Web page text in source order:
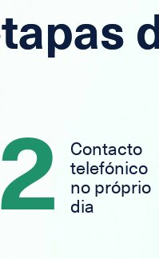
Contacto
telefónico
no próprio
dia